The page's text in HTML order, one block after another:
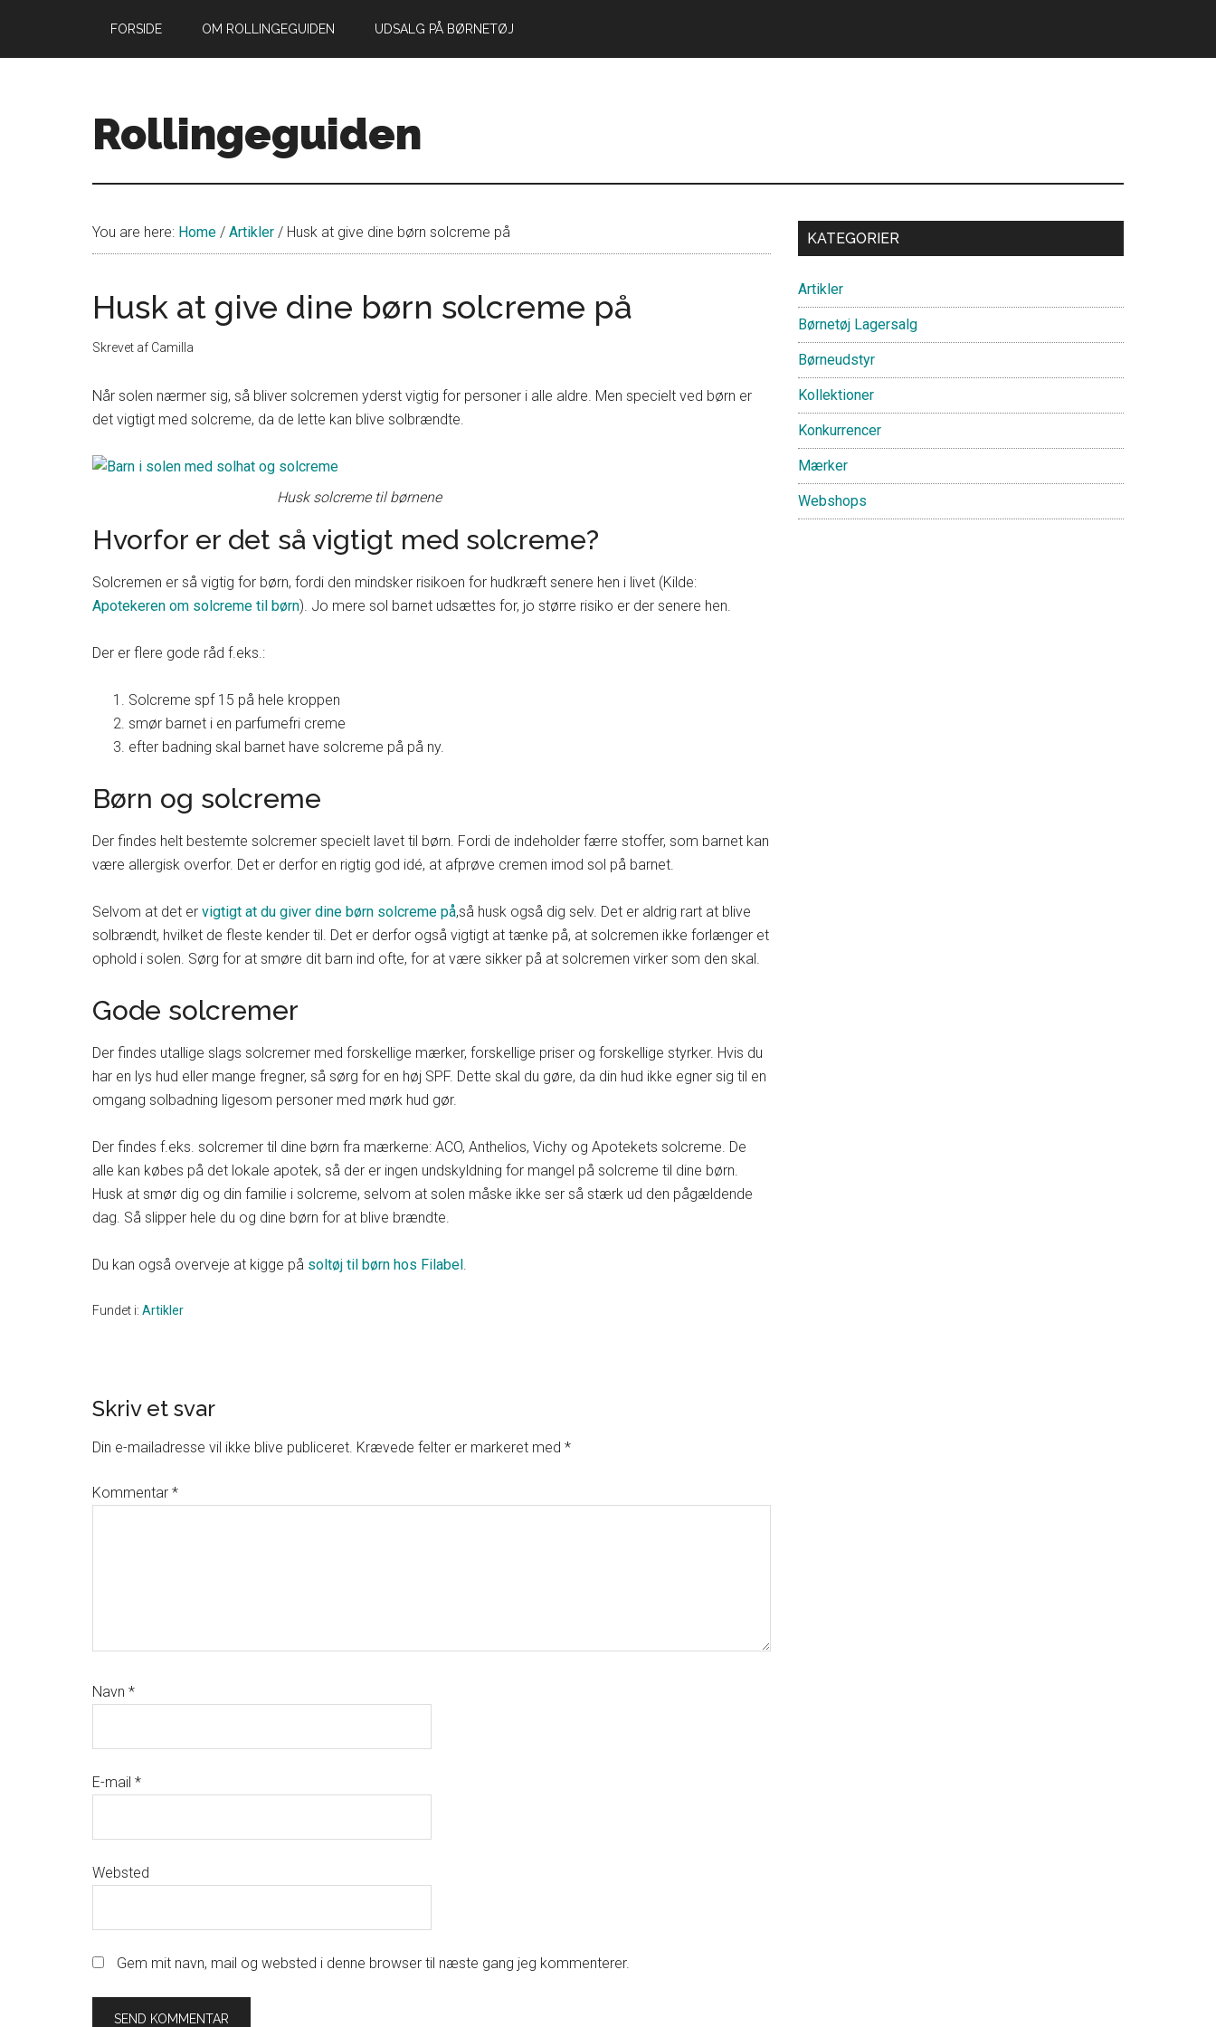
main
primary
FORSIDE OM ROLLINGEGUIDEN UDSALG PÅ BØRNETØJ
Rollingeguiden
guide
livet
med
rollinger
You are here: Home / Artikler / Husk at give dine børn solcreme på
Husk at give dine børn solcreme på
Skrevet af Camilla
Når solen nærmer sig, så bliver solcremen yderst vigtig for personer i alle aldre. Men specielt ved børn er
det vigtigt med solcreme, da de lette kan blive solbrændte.
Husk solcreme til børnene
Hvorfor er det så vigtigt med solcreme?
Solcremen er så vigtig for børn, fordi den mindsker risikoen for hudkræft senere hen i livet (Kilde:
Apotekeren om solcreme til børn). Jo mere sol barnet udsættes for, jo større risiko er der senere hen.
Der er flere gode råd f.eks.:
Solcreme spf 15 på hele kroppen
smør barnet i en parfumefri creme
efter badning skal barnet have solcreme på på ny.
Børn og solcreme
Der findes helt bestemte solcremer specielt lavet til børn. Fordi de indeholder færre stoffer, som barnet kan
være allergisk overfor. Det er derfor en rigtig god idé, at afprøve cremen imod sol på barnet.
Selvom at det er vigtigt at du giver dine børn solcreme på,så husk også dig selv. Det er aldrig rart at blive
solbrændt, hvilket de fleste kender til. Det er derfor også vigtigt at tænke på, at solcremen ikke forlænger et
ophold i solen. Sørg for at smøre dit barn ind ofte, for at være sikker på at solcremen virker som den skal.
Gode solcremer
Der findes utallige slags solcremer med forskellige mærker, forskellige priser og forskellige styrker. Hvis du
har en lys hud eller mange fregner, så sørg for en høj SPF. Dette skal du gøre, da din hud ikke egner sig til en
omgang solbadning ligesom personer med mørk hud gør.
Der findes f.eks. solcremer til dine børn fra mærkerne: ACO, Anthelios, Vichy og Apotekets solcreme. De
alle kan købes på det lokale apotek, så der er ingen undskyldning for mangel på solcreme til dine børn.
Husk at smør dig og din familie i solcreme, selvom at solen måske ikke ser så stærk ud den pågældende
dag. Så slipper hele du og dine børn for at blive brændte.
Du kan også overveje at kigge på soltøj til børn hos Filabel.
Fundet i: Artikler
Reader
Interactions
Skriv et svar
Din e-mailadresse vil ikke blive publiceret. Krævede felter er markeret med *
Kommentar *
Navn *
E-mail *
Websted
Gem mit navn, mail og websted i denne browser til næste gang jeg kommenterer.
Primary
KATEGORIER
Artikler
Børnetøj Lagersalg
Børneudstyr
Kollektioner
Konkurrencer
Mærker
Webshops